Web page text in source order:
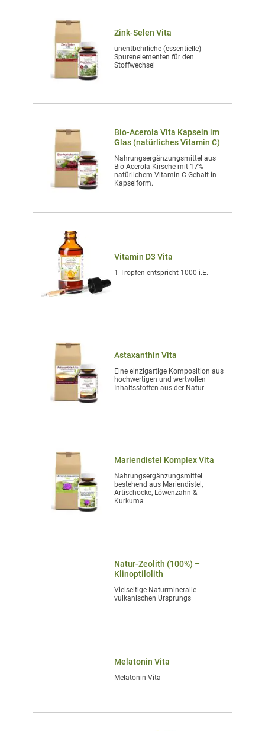
Zink-Selen Vita
unentbehrliche (essentielle)
Spurenelementen für den
Stoffwechsel
Bio-Acerola Vita Kapseln im
Glas (natürliches Vitamin C)
Nahrungsergänzungsmittel aus
Bio-Acerola Kirsche mit 17%
natürlichem Vitamin C Gehalt in
Kapselform.
Vitamin D3 Vita
1 Tropfen entspricht 1000 i.E.
Astaxanthin Vita
Eine einzigartige Komposition aus
hochwertigen und wertvollen
Inhaltsstoffen aus der Natur
Mariendistel Komplex Vita
Nahrungsergänzungsmittel
bestehend aus Mariendistel,
Artischocke, Löwenzahn &
Kurkuma
Natur-Zeolith (100%) –
Vielseitige Naturmineralie